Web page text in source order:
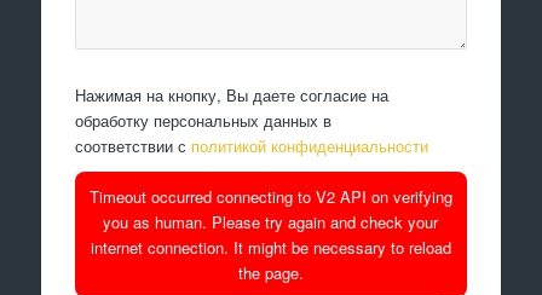
Нажимая на кнопку, Вы даете согласие на
обработку персональных данных в
соответствии с политикой конфиденциальности
Timeout occurred connecting to V2 API on verifying
you as human. Please try again and check your
internet connection. It might be necessary to reload
the page.